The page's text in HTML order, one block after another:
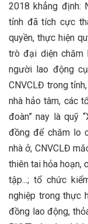
2018 khẳng định:
tỉnh đã tích cực
quyền, thực hiện
trò đại diện chăm
người lao động
CNVCLĐ trong
nhà hảo tâm, các
đoàn” nay là quỹ
đồng để chăm lo
nhà ở, CNVCLĐ
thiên tai hỏa hoạn,
tập...; tổ chức
nghiệp trong thực
đồng lao động,